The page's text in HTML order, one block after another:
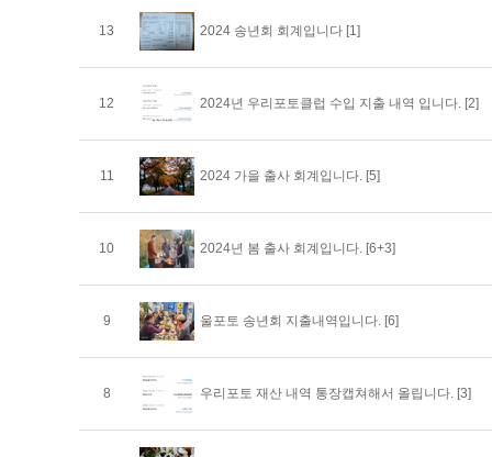
13 2024 송년회 회계입니다 [1]
12 2024년 우리포토클럽 수입 지출 내역 입니다. [2]
11 2024 가을 출사 회계입니다. [5]
10 2024년 봄 출사 회계입니다. [6+3]
9 울포토 송년회 지출내역입니다. [6]
8 우리포토 재산 내역 통장캡쳐해서 올립니다. [3]